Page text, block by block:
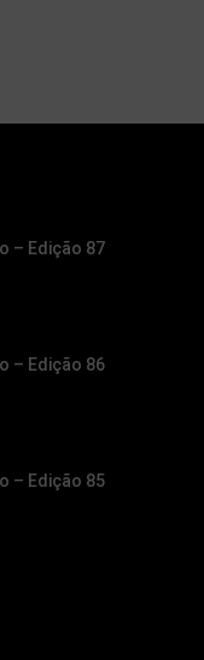
– Edição 87
– Edição 86
– Edição 85